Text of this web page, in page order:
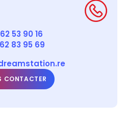
53 90 16
83 95 69
CONTACTER